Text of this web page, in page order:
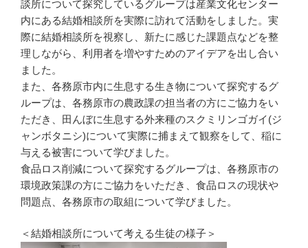
談所について探究しているグループは産業文化センター
内にある結婚相談所を実際に訪れて活動をしました。実
際に結婚相談所を視察し、新たに感じた課題点などを整
理しながら、利用者を増やすためのアイデアを出し合い
ました。
また、各務原市内に生息する生き物について探究するグ
ループは、各務原市の農政課の担当者の方にご協力をい
ただき、田んぼに生息する外来種のスクミリンゴガイ(ジ
ャンボタニシ)について実際に捕まえて観察をして、稲に
与える被害について学びました。
食品ロス削減について探究するグループは、各務原市の
環境政策課の方にご協力をいただき、食品ロスの現状や
問題点、各務原市の取組について学びました。
＜結婚相談所について考える生徒の様子＞